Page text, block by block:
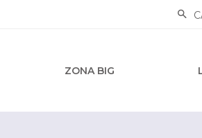
ZONA BIG